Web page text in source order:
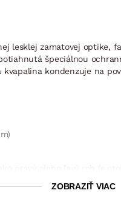
lesklej zamatovej optike,
špeciálnou
kondenzuje na
mäkké polstrovanie)
ZOBRAZIŤ VIAC